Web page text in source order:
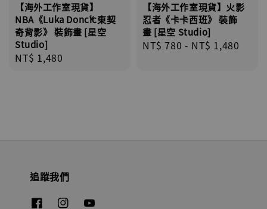
【海外工作室現貨】
NBA《Luka Dončić東契
奇背影》 裝飾畫 [星空
Studio]
Regular
NT$ 1,480
【海外工作室現貨】火影
忍者《卡卡西班》 裝飾
畫 [星空 Studio]
Regular
NT$ 780 - NT$ 1,480
追蹤我們